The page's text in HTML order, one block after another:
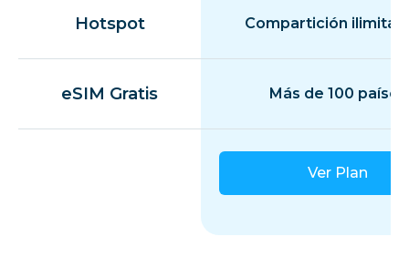
Hotspot Compartición
eSIM Gratis Más de 100 países
Ver Plan